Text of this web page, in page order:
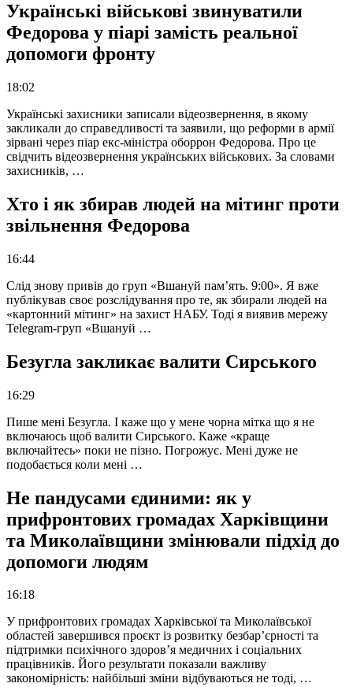
Українські військові звинуватили
Федорова у піарі замість реальної
допомоги фронту
18:02
Українські захисники записали відеозвернення, в якому
закликали до справедливості та заявили, що реформи в армії
зірвані через піар екс-міністра оборрон Федорова. Про це
свідчить відеозвернення українських військових. За словами
захисників, …
Хто і як збирав людей на мітинг проти
звільнення Федорова
16:44
Слід знову привів до груп «Вшануй пам’ять. 9:00». Я вже
публікував своє розслідування про те, як збирали людей на
«картонний мітинг» на захист НАБУ. Тоді я виявив мережу
Telegram-груп «Вшануй …
Безугла закликає валити Сирського
16:29
Пише мені Безугла. І каже що у мене чорна мітка що я не
включаюсь щоб валити Сирського. Каже «краще
включайтесь» поки не пізно. Погрожує. Мені дуже не
подобається коли мені …
Не пандусами єдиними: як у
прифронтових громадах Харківщини
та Миколаївщини змінювали підхід до
допомоги людям
16:18
У прифронтових громадах Харківської та Миколаївської
областей завершився проєкт із розвитку безбар’єрності та
підтримки психічного здоров’я медичних і соціальних
працівників. Його результати показали важливу
закономірність: найбільші зміни відбуваються не тоді, …